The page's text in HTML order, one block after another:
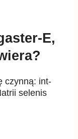
E,
czynną: int-
selenis